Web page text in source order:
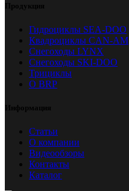
Продукция
Гидроциклы SEA-DOO
Квадроциклы CAN-AM
Снегоходы LYNX
Снегоходы SKI-DOO
Трициклы
О BRP
Информация
Статьи
О компании
Видеообзоры
Контакты
Каталог